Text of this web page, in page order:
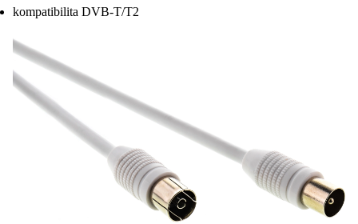
kompatibilita DVB-T/T2